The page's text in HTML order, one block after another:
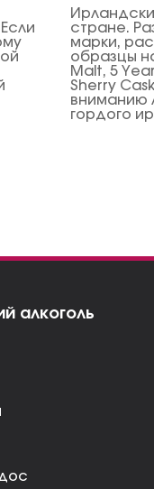
стране.
марки,
образцы
Malt, 5
Sherry
вниманию
гордого
алкоголь